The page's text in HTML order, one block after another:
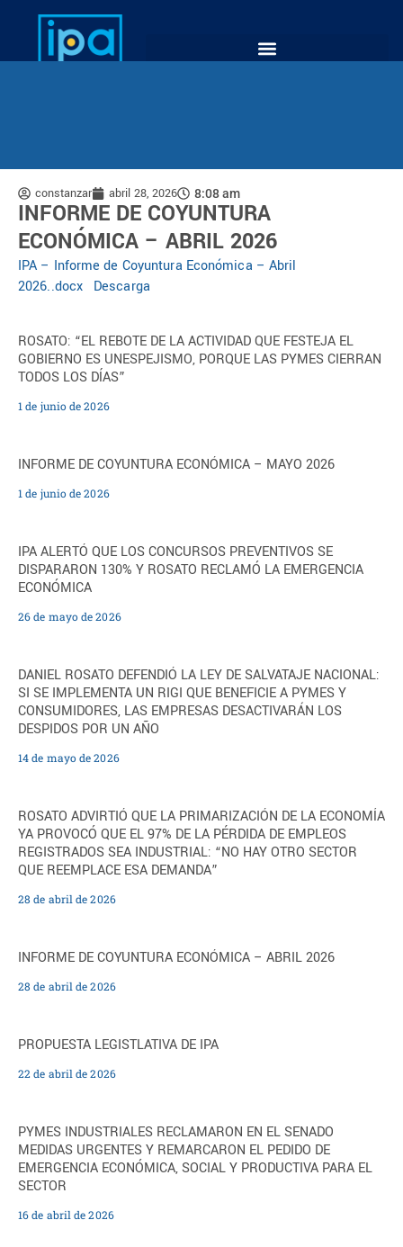
constanzar abril 28, 2026 8:08 am
INFORME DE COYUNTURA
ECONÓMICA – ABRIL 2026
IPA – Informe de Coyuntura Económica – Abril
2026..docx
Descarga
ROSATO: “EL REBOTE DE LA ACTIVIDAD QUE FESTEJA EL
GOBIERNO ES UNESPEJISMO, PORQUE LAS PYMES CIERRAN
TODOS LOS DÍAS”
1 de junio de 2026
INFORME DE COYUNTURA ECONÓMICA – MAYO 2026
1 de junio de 2026
IPA ALERTÓ QUE LOS CONCURSOS PREVENTIVOS SE
DISPARARON 130% Y ROSATO RECLAMÓ LA EMERGENCIA
ECONÓMICA
26 de mayo de 2026
DANIEL ROSATO DEFENDIÓ LA LEY DE SALVATAJE NACIONAL:
SI SE IMPLEMENTA UN RIGI QUE BENEFICIE A PYMES Y
CONSUMIDORES, LAS EMPRESAS DESACTIVARÁN LOS
DESPIDOS POR UN AÑO
14 de mayo de 2026
ROSATO ADVIRTIÓ QUE LA PRIMARIZACIÓN DE LA ECONOMÍA
YA PROVOCÓ QUE EL 97% DE LA PÉRDIDA DE EMPLEOS
REGISTRADOS SEA INDUSTRIAL: “NO HAY OTRO SECTOR
QUE REEMPLACE ESA DEMANDA”
28 de abril de 2026
INFORME DE COYUNTURA ECONÓMICA – ABRIL 2026
28 de abril de 2026
PROPUESTA LEGISTLATIVA DE IPA
22 de abril de 2026
PYMES INDUSTRIALES RECLAMARON EN EL SENADO
MEDIDAS URGENTES Y REMARCARON EL PEDIDO DE
EMERGENCIA ECONÓMICA, SOCIAL Y PRODUCTIVA PARA EL
SECTOR
16 de abril de 2026